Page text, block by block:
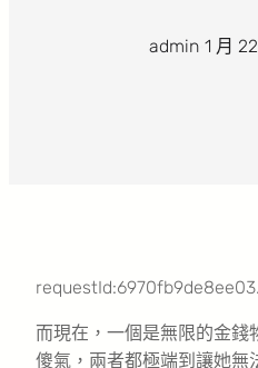
admin 1 月
而現在，一個是無限的金
傻氣，兩者都極端到讓她無